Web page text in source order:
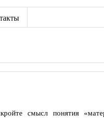
смысл понятия